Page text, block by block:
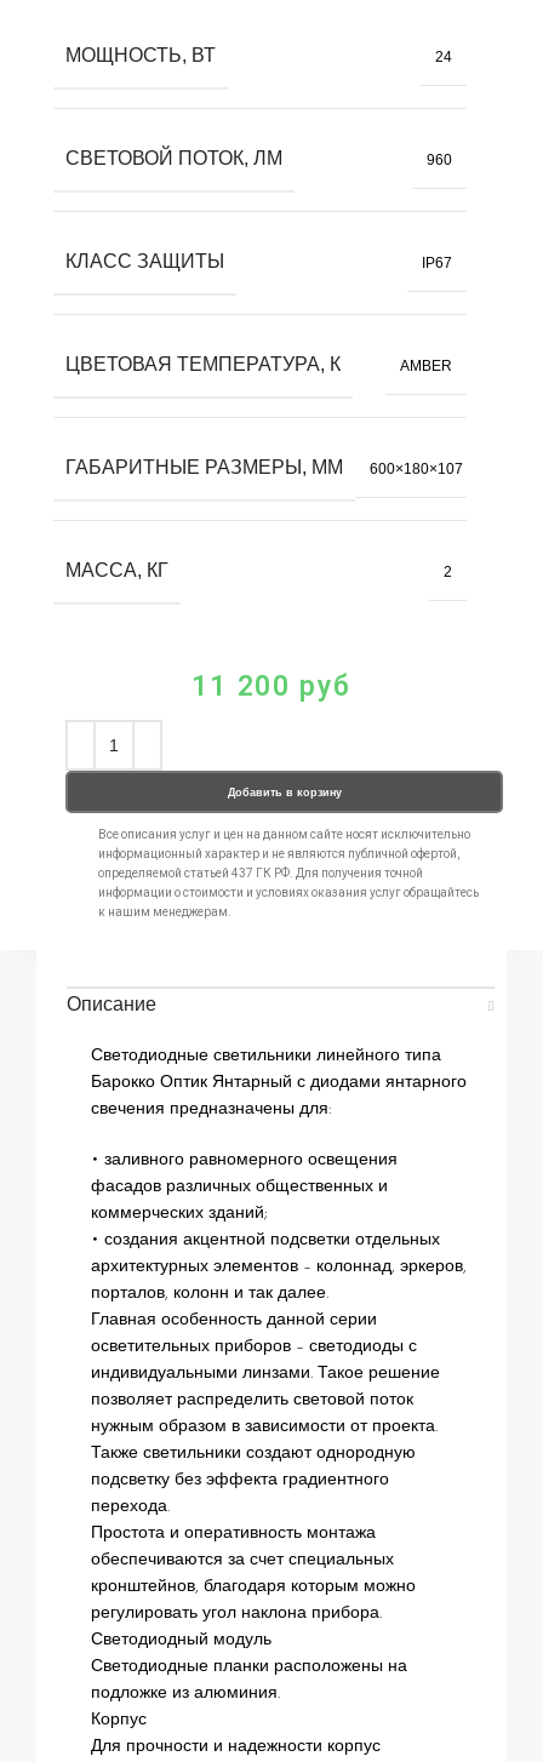
МОЩНОСТЬ, ВТ 24
СВЕТОВОЙ ПОТОК, ЛМ 960
КЛАСС ЗАЩИТЫ IP67
ЦВЕТОВАЯ ТЕМПЕРАТУРА, К AMBER
ГАБАРИТНЫЕ РАЗМЕРЫ, ММ 600×180×107
МАССА, КГ 2
11 200 руб
Добавить в корзину
Все описания услуг и цен на данном сайте носят исключительно
информационный характер и не являются публичной офертой,
определяемой статьей 437 ГК РФ. Для получения точной
информации о стоимости и условиях оказания услуг обращайтесь
к нашим менеджерам.
Описание
Светодиодные светильники линейного типа
Барокко Оптик Янтарный с диодами янтарного
свечения предназначены для:
• заливного равномерного освещения
фасадов различных общественных и
коммерческих зданий;
• создания акцентной подсветки отдельных
архитектурных элементов – колоннад, эркеров,
порталов, колонн и так далее.
Главная особенность данной серии
осветительных приборов – светодиоды с
индивидуальными линзами. Такое решение
позволяет распределить световой поток
нужным образом в зависимости от проекта.
Также светильники создают однородную
подсветку без эффекта градиентного
перехода.
Простота и оперативность монтажа
обеспечиваются за счет специальных
кронштейнов, благодаря которым можно
регулировать угол наклона прибора.
Светодиодный модуль
Светодиодные планки расположены на
подложке из алюминия.
Корпус
Для прочности и надежности корпус